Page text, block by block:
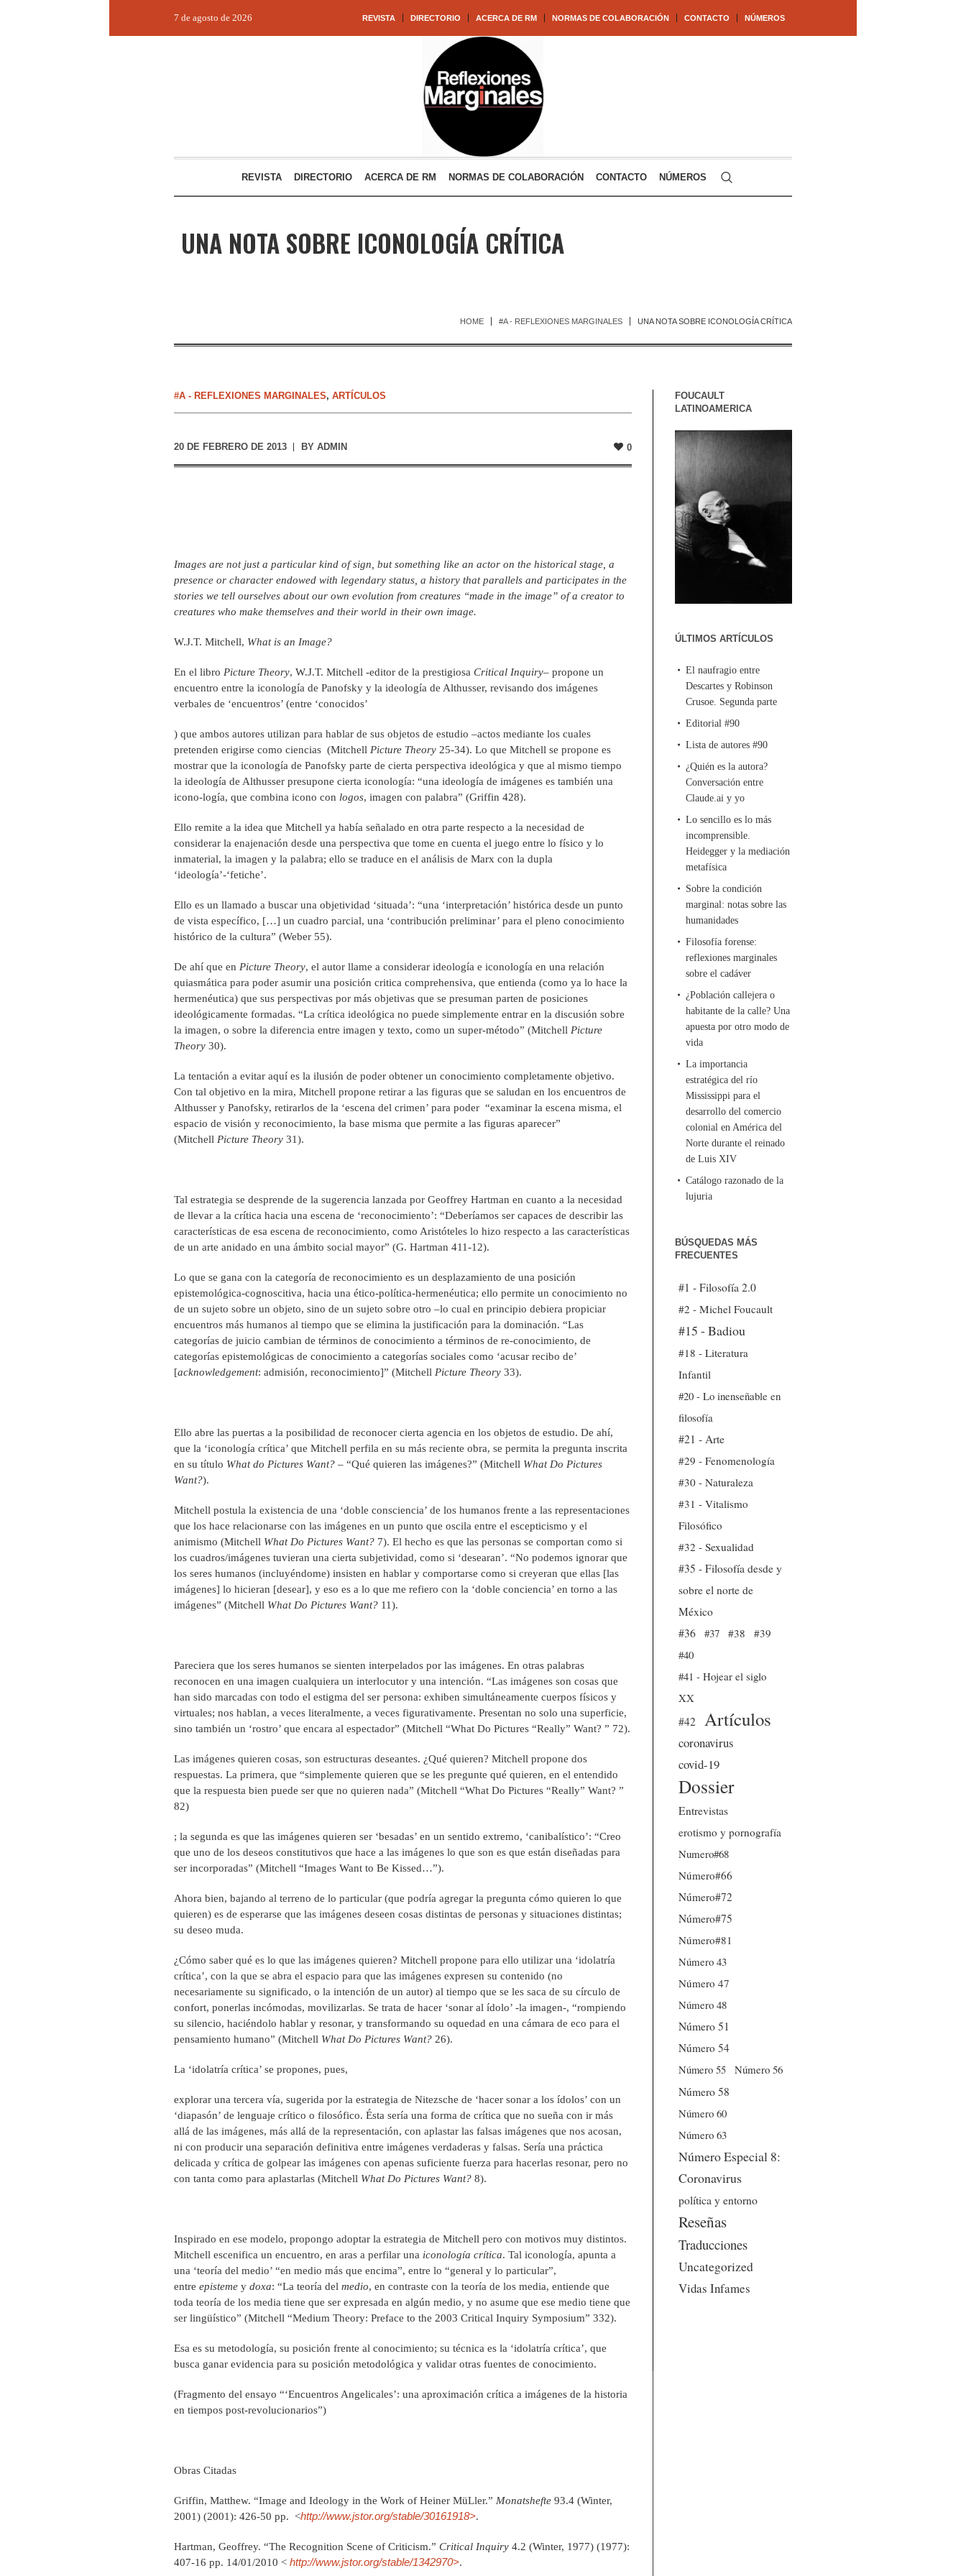
REVISTA DIRECTORIO ACERCA DE RM NORMAS DE COLABORACIÓN CONTACTO NÚMEROS
7 de agosto de 2026
REVISTA DIRECTORIO ACERCA DE RM NORMAS DE COLABORACIÓN CONTACTO NÚMEROS
UNA NOTA SOBRE ICONOLOGÍA CRÍTICA
HOME #A - REFLEXIONES MARGINALES UNA NOTA SOBRE ICONOLOGÍA CRÍTICA
#A - REFLEXIONES MARGINALES, ARTÍCULOS
20 DE FEBRERO DE 2013 BY ADMIN 0
Images are not just a particular kind of sign, but something like an actor on the historical stage, a
presence or character endowed with legendary status, a history that parallels and participates in the
stories we tell ourselves about our own evolution from creatures “made in the image” of a creator to
creatures who make themselves and their world in their own image.
W.J.T. Mitchell, What is an Image?
En el libro Picture Theory, W.J.T. Mitchell -editor de la prestigiosa Critical Inquiry– propone un
encuentro entre la iconología de Panofsky y la ideología de Althusser, revisando dos imágenes
verbales de ‘encuentros’ (entre ‘conocidos’
) que ambos autores utilizan para hablar de sus objetos de estudio –actos mediante los cuales
pretenden erigirse como ciencias (Mitchell Picture Theory 25-34). Lo que Mitchell se propone es
mostrar que la iconología de Panofsky parte de cierta perspectiva ideológica y que al mismo tiempo
la ideología de Althusser presupone cierta iconología: “una ideología de imágenes es también una
icono-logía, que combina icono con logos, imagen con palabra” (Griffin 428).
Ello remite a la idea que Mitchell ya había señalado en otra parte respecto a la necesidad de
considerar la enajenación desde una perspectiva que tome en cuenta el juego entre lo físico y lo
inmaterial, la imagen y la palabra; ello se traduce en el análisis de Marx con la dupla
‘ideología’-‘fetiche’.
Ello es un llamado a buscar una objetividad ‘situada’: “una ‘interpretación’ histórica desde un punto
de vista específico, […] un cuadro parcial, una ‘contribución preliminar’ para el pleno conocimiento
histórico de la cultura” (Weber 55).
De ahí que en Picture Theory, el autor llame a considerar ideología e iconología en una relación
quiasmática para poder asumir una posición critica comprehensiva, que entienda (como ya lo hace la
hermenéutica) que sus perspectivas por más objetivas que se presuman parten de posiciones
ideológicamente formadas. “La crítica ideológica no puede simplemente entrar en la discusión sobre
la imagen, o sobre la diferencia entre imagen y texto, como un super-método” (Mitchell Picture
Theory 30).
La tentación a evitar aquí es la ilusión de poder obtener un conocimiento completamente objetivo.
Con tal objetivo en la mira, Mitchell propone retirar a las figuras que se saludan en los encuentros de
Althusser y Panofsky, retirarlos de la ‘escena del crimen’ para poder “examinar la escena misma, el
espacio de visión y reconocimiento, la base misma que permite a las figuras aparecer”
(Mitchell Picture Theory 31).
Tal estrategia se desprende de la sugerencia lanzada por Geoffrey Hartman en cuanto a la necesidad
de llevar a la crítica hacia una escena de ‘reconocimiento’: “Deberíamos ser capaces de describir las
características de esa escena de reconocimiento, como Aristóteles lo hizo respecto a las características
de un arte anidado en una ámbito social mayor” (G. Hartman 411-12).
Lo que se gana con la categoría de reconocimiento es un desplazamiento de una posición
epistemológica-cognoscitiva, hacia una ético-política-hermenéutica; ello permite un conocimiento no
de un sujeto sobre un objeto, sino de un sujeto sobre otro –lo cual en principio debiera propiciar
encuentros más humanos al tiempo que se elimina la justificación para la dominación. “Las
categorías de juicio cambian de términos de conocimiento a términos de re-conocimiento, de
categorías epistemológicas de conocimiento a categorías sociales como ‘acusar recibo de’
[acknowledgement: admisión, reconocimiento]” (Mitchell Picture Theory 33).
Ello abre las puertas a la posibilidad de reconocer cierta agencia en los objetos de estudio. De ahí,
que la ‘iconología crítica’ que Mitchell perfila en su más reciente obra, se permita la pregunta inscrita
en su título What do Pictures Want? – “Qué quieren las imágenes?” (Mitchell What Do Pictures
Want?).
Mitchell postula la existencia de una ‘doble consciencia’ de los humanos frente a las representaciones
que los hace relacionarse con las imágenes en un punto que oscila entre el escepticismo y el
animismo (Mitchell What Do Pictures Want? 7). El hecho es que las personas se comportan como si
los cuadros/imágenes tuvieran una cierta subjetividad, como si ‘desearan’. “No podemos ignorar que
los seres humanos (incluyéndome) insisten en hablar y comportarse como si creyeran que ellas [las
imágenes] lo hicieran [desear], y eso es a lo que me refiero con la ‘doble conciencia’ en torno a las
imágenes” (Mitchell What Do Pictures Want? 11).
Pareciera que los seres humanos se sienten interpelados por las imágenes. En otras palabras
reconocen en una imagen cualquiera un interlocutor y una intención. “Las imágenes son cosas que
han sido marcadas con todo el estigma del ser persona: exhiben simultáneamente cuerpos físicos y
virtuales; nos hablan, a veces literalmente, a veces figurativamente. Presentan no solo una superficie,
sino también un ‘rostro’ que encara al espectador” (Mitchell “What Do Pictures “Really” Want? ” 72).
Las imágenes quieren cosas, son estructuras deseantes. ¿Qué quieren? Mitchell propone dos
respuestas. La primera, que “simplemente quieren que se les pregunte qué quieren, en el entendido
que la respuesta bien puede ser que no quieren nada” (Mitchell “What Do Pictures “Really” Want? ”
82)
; la segunda es que las imágenes quieren ser ‘besadas’ en un sentido extremo, ‘canibalístico’: “Creo
que uno de los deseos constitutivos que hace a las imágenes lo que son es que están diseñadas para
ser incorporadas” (Mitchell “Images Want to Be Kissed…”).
Ahora bien, bajando al terreno de lo particular (que podría agregar la pregunta cómo quieren lo que
quieren) es de esperarse que las imágenes deseen cosas distintas de personas y situaciones distintas;
su deseo muda.
¿Cómo saber qué es lo que las imágenes quieren? Mitchell propone para ello utilizar una ‘idolatría
crítica’, con la que se abra el espacio para que las imágenes expresen su contenido (no
necesariamente su significado, o la intención de un autor) al tiempo que se les saca de su círculo de
confort, ponerlas incómodas, movilizarlas. Se trata de hacer ‘sonar al ídolo’ -la imagen-, “rompiendo
su silencio, haciéndolo hablar y resonar, y transformando su oquedad en una cámara de eco para el
pensamiento humano” (Mitchell What Do Pictures Want? 26).
La ‘idolatría crítica’ se propones, pues,
explorar una tercera vía, sugerida por la estrategia de Nitezsche de ‘hacer sonar a los ídolos’ con un
‘diapasón’ de lenguaje crítico o filosófico. Ésta sería una forma de crítica que no sueña con ir más
allá de las imágenes, más allá de la representación, con aplastar las falsas imágenes que nos acosan,
ni con producir una separación definitiva entre imágenes verdaderas y falsas. Sería una práctica
delicada y crítica de golpear las imágenes con apenas suficiente fuerza para hacerlas resonar, pero no
con tanta como para aplastarlas (Mitchell What Do Pictures Want? 8).
Inspirado en ese modelo, propongo adoptar la estrategia de Mitchell pero con motivos muy distintos.
Mitchell escenifica un encuentro, en aras a perfilar una iconología crítica. Tal iconología, apunta a
una ‘teoría del medio’ “en medio más que encima”, entre lo “general y lo particular”,
entre episteme y doxa: “La teoría del medio, en contraste con la teoría de los media, entiende que
toda teoría de los media tiene que ser expresada en algún medio, y no asume que ese medio tiene que
ser lingüístico” (Mitchell “Medium Theory: Preface to the 2003 Critical Inquiry Symposium” 332).
Esa es su metodología, su posición frente al conocimiento; su técnica es la ‘idolatría crítica’, que
busca ganar evidencia para su posición metodológica y validar otras fuentes de conocimiento.
(Fragmento del ensayo “‘Encuentros Angelicales’: una aproximación crítica a imágenes de la historia
en tiempos post-revolucionarios”)
Obras Citadas
Griffin, Matthew. “Image and Ideology in the Work of Heiner MüLler.” Monatshefte 93.4 (Winter,
2001) (2001): 426-50 pp. <http://www.jstor.org/stable/30161918>.
Hartman, Geoffrey. “The Recognition Scene of Criticism.” Critical Inquiry 4.2 (Winter, 1977) (1977):
407-16 pp. 14/01/2010 < http://www.jstor.org/stable/1342970>.
FOUCAULT
LATINOAMERICA
ÚLTIMOS ARTÍCULOS
El naufragio entre
Descartes y Robinson
Crusoe. Segunda parte
Editorial #90
Lista de autores #90
¿Quién es la autora?
Conversación entre
Claude.ai y yo
Lo sencillo es lo más
incomprensible.
Heidegger y la mediación
metafísica
Sobre la condición
marginal: notas sobre las
humanidades
Filosofía forense:
reflexiones marginales
sobre el cadáver
¿Población callejera o
habitante de la calle? Una
apuesta por otro modo de
vida
La importancia
estratégica del río
Mississippi para el
desarrollo del comercio
colonial en América del
Norte durante el reinado
de Luis XIV
Catálogo razonado de la
lujuria
BÚSQUEDAS MÁS
FRECUENTES
#1 - Filosofía 2.0
#2 - Michel Foucault
#15 - Badiou
#18 - Literatura
Infantil
#20 - Lo inenseñable en
filosofía
#21 - Arte
#29 - Fenomenología
#30 - Naturaleza
#31 - Vitalismo
Filosófico
#32 - Sexualidad
#35 - Filosofía desde y
sobre el norte de
México
#36
#37 #38
#39
#40
#41 - Hojear el siglo
XX
#42
Artículos
coronavirus
covid-19
Dossier
Entrevistas
erotismo y pornografía
Numero#68
Número#66
Número#72
Número#75
Número#81
Número 43
Número 47
Número 48
Número 51
Número 54
Número 55
Número 56
Número 58
Número 60
Número 63
Número Especial 8:
Coronavirus
política y entorno
Reseñas
Traducciones
Uncategorized
Vidas Infames